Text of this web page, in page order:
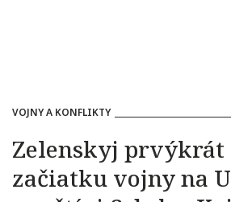
VOJNY A KONFLIKTY
Zelenskyj prvýkrát
začiatku vojny na